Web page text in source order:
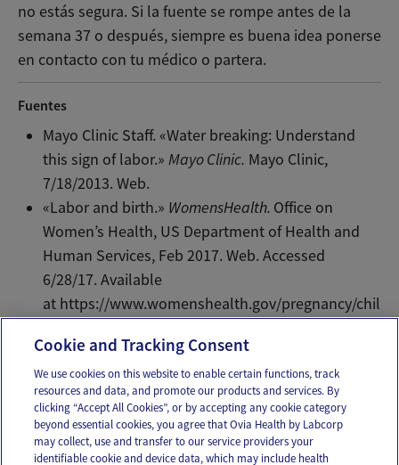
no estás segura. Si la fuente se rompe antes de la
semana 37 o después, siempre es buena idea ponerse
en contacto con tu médico o partera.
Fuentes
Mayo Clinic Staff. «Water breaking: Understand
this sign of labor.»Mayo Clinic. Mayo Clinic,
7/18/2013. Web.
«Labor and birth.» WomensHealth. Office on
Women’s Health, US Department of Health and
Human Services, Feb 2017. Web. Accessed
6/28/17. Available
at https://www.womenshealth.gov/pregnancy/chil
Email Text
Cookie and Tracking Consent
We use cookies on this website to enable certain functions, track
resources and data, and promote our products and services. By
clicking “Accept All Cookies”, or by accepting any cookie category
beyond essential cookies, you agree that Ovia Health by Labcorp
may collect, use and transfer to our service providers your
identifiable cookie and device data, which may include health